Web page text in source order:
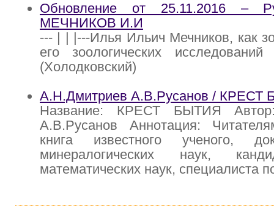
Обновление от 25.11.2016 –
МЕЧНИКОВ И.И
--- | | |---Илья Ильич Мечников, как
его зоологических
(Холодковский)
А.Н.Дмитриев А.В.Русанов / КРЕСТ
Название: КРЕСТ БЫТИЯ
А.В.Русанов Аннотация:
книга известного ученого,
минералогических наук,
математических наук, специалиста